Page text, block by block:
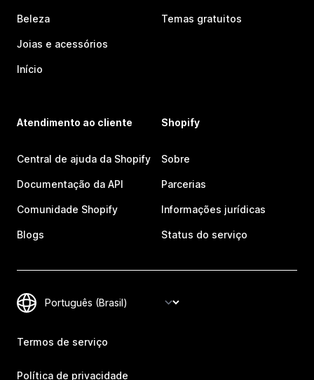
Beleza
Joias e acessórios
Início
Temas gratuitos
Atendimento ao cliente
Central de ajuda da Shopify
Documentação da API
Comunidade Shopify
Blogs
Shopify
Sobre
Parcerias
Informações jurídicas
Status do serviço
Termos de serviço
Política de privacidade